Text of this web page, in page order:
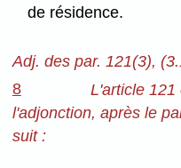
de résidence.
Adj. des par. 121(3),
8
L'article 121
l'adjonction, après le
suit :